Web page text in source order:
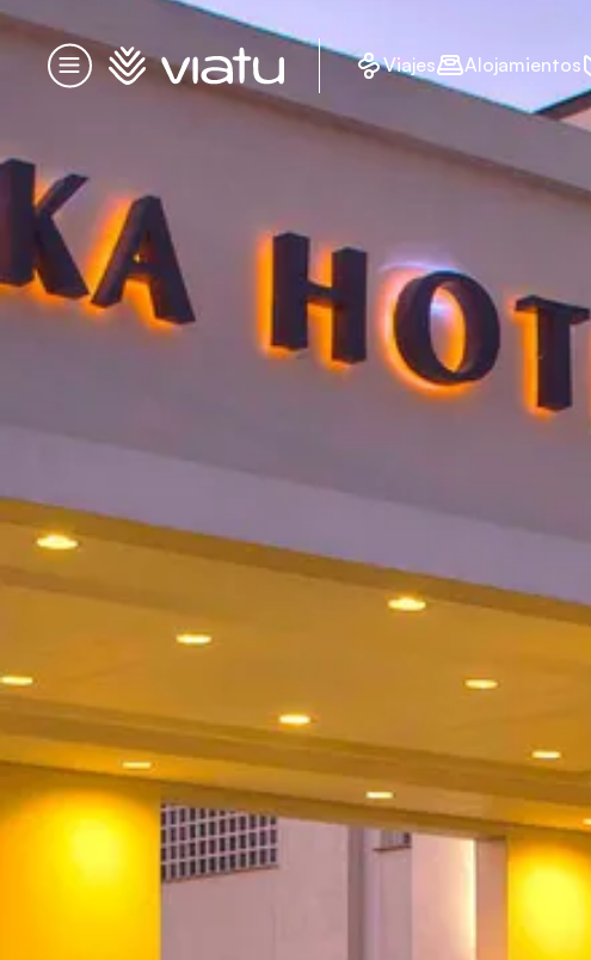
Menú
Página de inicio Viajes Alojamientos